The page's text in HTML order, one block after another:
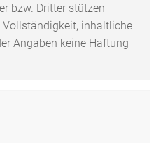
bzw. Dritter stützen
inhaltliche
Angaben keine Haftung